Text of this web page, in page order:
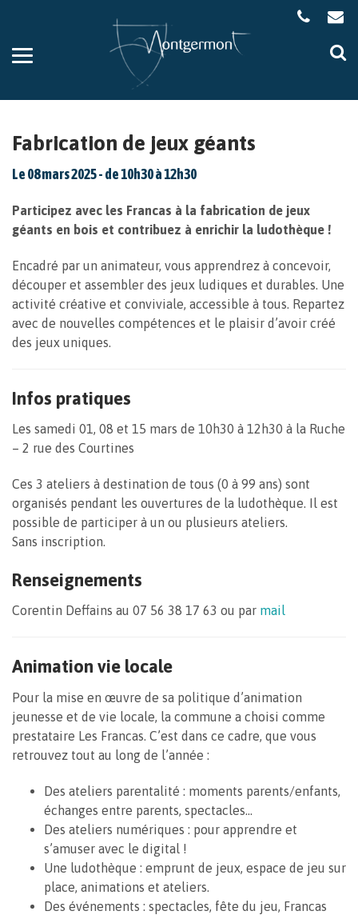
Aller
la
Fabrication de jeux géants
Le08mars2025- de 10h30 à 12h30
Participez avec les Francas à la fabrication de jeux
géants en bois et contribuez à enrichir la ludothèque !
Encadré par un animateur, vous apprendrez à concevoir,
découper et assembler des jeux ludiques et durables. Une
activité créative et conviviale, accessible à tous. Repartez
avec de nouvelles compétences et le plaisir d’avoir créé
des jeux uniques.
Infos pratiques
Les samedi 01, 08 et 15 mars de 10h30 à 12h30 à la Ruche
– 2 rue des Courtines
Ces 3 ateliers à destination de tous (0 à 99 ans) sont
organisés pendant les ouvertures de la ludothèque. Il est
possible de participer à un ou plusieurs ateliers.
Sans inscription.
Renseignements
Corentin Deffains au 07 56 38 17 63 ou par mail
Animation vie locale
Pour la mise en œuvre de sa politique d’animation
jeunesse et de vie locale, la commune a choisi comme
prestataire Les Francas. C’est dans ce cadre, que vous
retrouvez tout au long de l’année :
Des ateliers parentalité : moments parents/enfants,
échanges entre parents, spectacles…
Des ateliers numériques : pour apprendre et
s’amuser avec le digital !
Une ludothèque : emprunt de jeux, espace de jeu sur
place, animations et ateliers.
Des événements : spectacles, fête du jeu, Francas